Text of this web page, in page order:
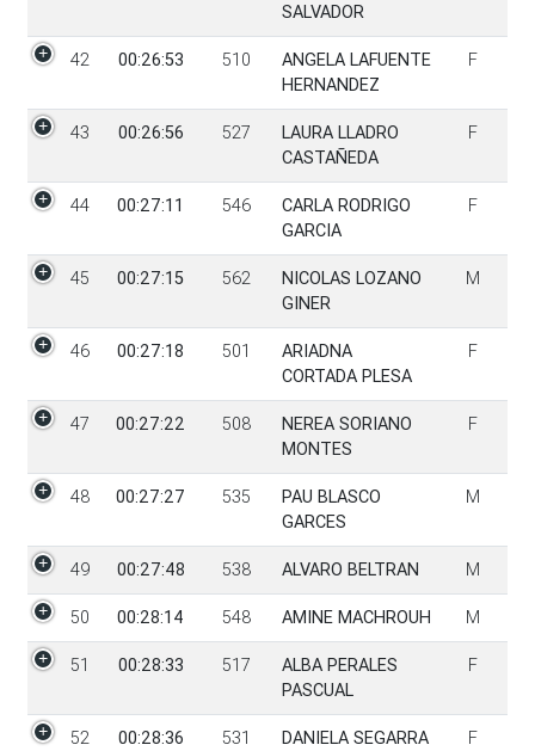
SALVADOR
42 00:26:53 510
ANGELA LAFUENTE
HERNANDEZ
F
43 00:26:56 527
LAURA LLADRO
CASTAÑEDA
F
44 00:27:11 546
CARLA RODRIGO
GARCIA
F
45 00:27:15 562
NICOLAS LOZANO
GINER
M
46 00:27:18 501
ARIADNA
CORTADA PLESA
F
47 00:27:22 508
NEREA SORIANO
MONTES
F
48 00:27:27 535
PAU BLASCO
GARCES
M
49 00:27:48 538 ALVARO BELTRAN M
50 00:28:14 548 AMINE MACHROUH M
51 00:28:33 517
ALBA PERALES
PASCUAL
F
52 00:28:36 531
DANIELA SEGARRA
F